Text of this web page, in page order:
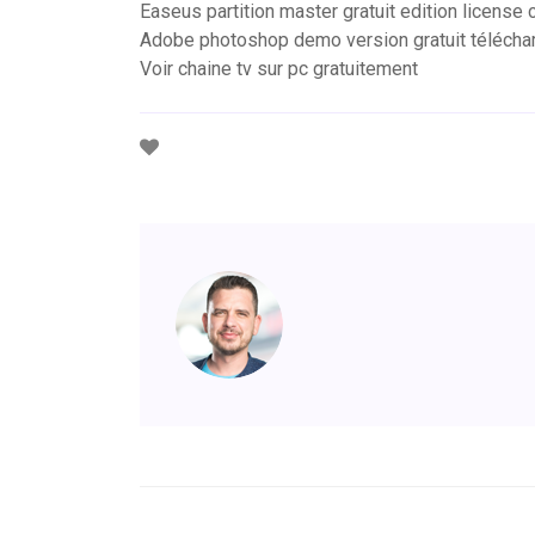
Easeus partition master gratuit edition license
Adobe photoshop demo version gratuit
Voir chaine tv sur pc gratuitement